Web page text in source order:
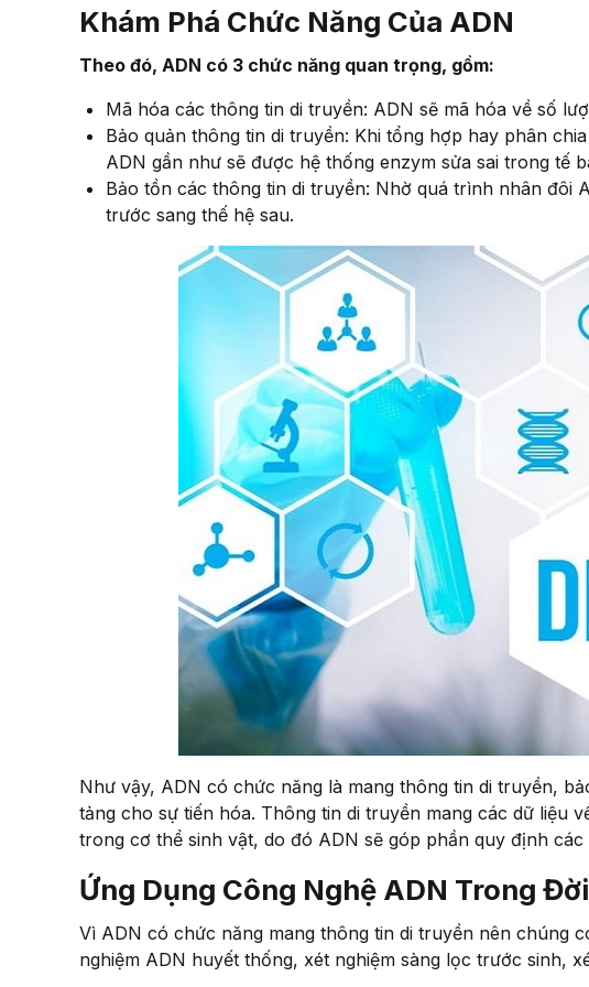
Khám Phá Chức Năng Của ADN
Theo đó, ADN có 3 chức năng quan trọng, gồm:
Mã hóa các thông tin di truyền: ADN sẽ mã hóa về số
Bảo quản thông tin di truyền: Khi tổng hợp hay phân
ADN gần như sẽ được hệ thống enzym sửa sai trong tế
Bảo tồn các thông tin di truyền: Nhờ quá trình nhân đôi
trước sang thế hệ sau.
Như vậy, ADN có chức năng là mang thông tin di truyền,
tảng cho sự tiến hóa. Thông tin di truyền mang các dữ liệu
trong cơ thể sinh vật, do đó ADN sẽ góp phần quy định các
Ứng Dụng Công Nghệ ADN Trong
Vì ADN có chức năng mang thông tin di truyền nên chúng
nghiệm ADN huyết thống, xét nghiệm sàng lọc trước sinh,